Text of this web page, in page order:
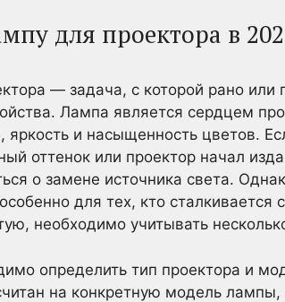
для проектора в
— задача, с которой рано или
Лампа является сердцем
яркость и насыщенность цветов.
оттенок или проектор начал
о замене источника света.
для тех, кто
необходимо учитывать
определить тип проектора и
на конкретную модель